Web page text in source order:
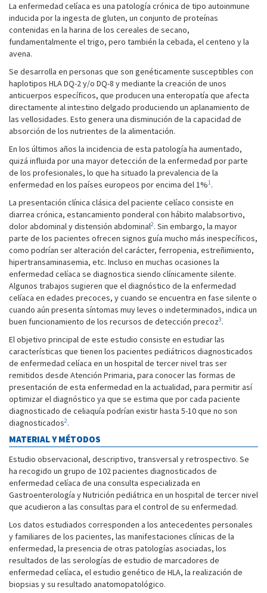
La enfermedad celíaca es una patología crónica de tipo autoinmune
inducida por la ingesta de gluten, un conjunto de proteínas
contenidas en la harina de los cereales de secano,
fundamentalmente el trigo, pero también la cebada, el centeno y la
avena.
Se desarrolla en personas que son genéticamente susceptibles con
haplotipos HLA DQ-2 y/o DQ-8 y mediante la creación de unos
anticuerpos específicos, que producen una enteropatía que afecta
directamente al intestino delgado produciendo un aplanamiento de
las vellosidades. Esto genera una disminución de la capacidad de
absorción de los nutrientes de la alimentación.
En los últimos años la incidencia de esta patología ha aumentado,
quizá influida por una mayor detección de la enfermedad por parte
de los profesionales, lo que ha situado la prevalencia de la
enfermedad en los países europeos por encima del 1%1.
La presentación clínica clásica del paciente celíaco consiste en
diarrea crónica, estancamiento ponderal con hábito malabsortivo,
dolor abdominal y distensión abdominal2. Sin embargo, la mayor
parte de los pacientes ofrecen signos guía mucho más inespecíficos,
como podrían ser alteración del carácter, ferropenia, estreñimiento,
hipertransaminasemia, etc. Incluso en muchas ocasiones la
enfermedad celíaca se diagnostica siendo clínicamente silente.
Algunos trabajos sugieren que el diagnóstico de la enfermedad
celíaca en edades precoces, y cuando se encuentra en fase silente o
cuando aún presenta síntomas muy leves o indeterminados, indica un
buen funcionamiento de los recursos de detección precoz3.
El objetivo principal de este estudio consiste en estudiar las
características que tienen los pacientes pediátricos diagnosticados
de enfermedad celíaca en un hospital de tercer nivel tras ser
remitidos desde Atención Primaria, para conocer las formas de
presentación de esta enfermedad en la actualidad, para permitir así
optimizar el diagnóstico ya que se estima que por cada paciente
diagnosticado de celiaquía podrían existir hasta 5-10 que no son
diagnosticados2.
MATERIAL Y MÉTODOS
Estudio observacional, descriptivo, transversal y retrospectivo. Se
ha recogido un grupo de 102 pacientes diagnosticados de
enfermedad celíaca de una consulta especializada en
Gastroenterología y Nutrición pediátrica en un hospital de tercer nivel
que acudieron a las consultas para el control de su enfermedad.
Los datos estudiados corresponden a los antecedentes personales
y familiares de los pacientes, las manifestaciones clínicas de la
enfermedad, la presencia de otras patologías asociadas, los
resultados de las serologías de estudio de marcadores de
enfermedad celíaca, el estudio genético de HLA, la realización de
biopsias y su resultado anatomopatológico.